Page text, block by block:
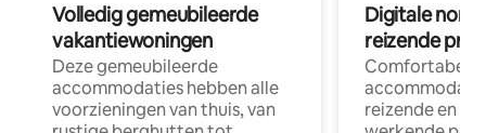
Volledig gemeubileerde
vakantiewoningen
Deze gemeubileerde
accommodaties hebben alle
voorzieningen van thuis, van
Digitale
reizende
Comfortabele
reizende en